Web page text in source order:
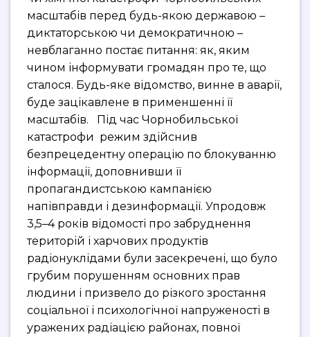
масштабів перед будь-якою державою –
диктаторською чи демократичною –
невблаганно постає питання: як, яким
чином інформувати громадян про те, що
сталося. Будь-яке відомство, винне в аварії,
буде зацікавлене в применшенні її
масштабів. Під час Чорнобильської
катастрофи режим здійснив
безпрецедентну операцію по блокуванню
інформації, доповнивши її
пропагандистською кампанією
напівправди і дезинформації. Упродовж
3,5–4 років відомості про забруднення
територій і харчових продуктів
радіонуклідами були засекречені, що було
грубим порушенням основних прав
людини і призвело до різкого зростання
соціальної і психологічної напруженості в
уражених радіацією районах, повної